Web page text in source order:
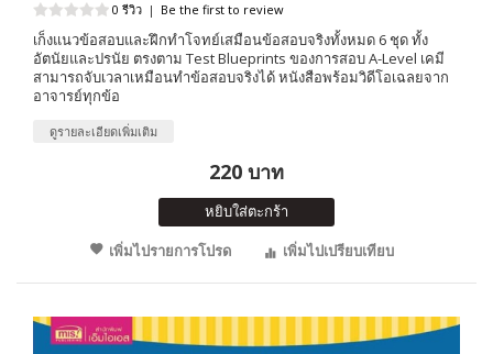
0 รีวิว | Be the first to review
เก็งแนวข้อสอบและฝึกทำโจทย์เสมือนข้อสอบจริงทั้งหมด 6 ชุด ทั้ง
อัตนัยและปรนัย ตรงตาม Test Blueprints ของการสอบ A-Level เคมี
สามารถจับเวลาเหมือนทำข้อสอบจริงได้ หนังสือพร้อมวิดีโอเฉลยจาก
อาจารย์ทุกข้อ
ดูรายละเอียดเพิ่มเติม
220 บาท
หยิบใส่ตะกร้า
เพิ่มไปรายการโปรด
เพิ่มไปเปรียบเทียบ